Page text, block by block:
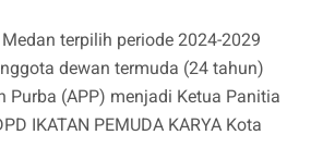
terpilih periode 2024-2029
dewan termuda (24 tahun)
Purba (APP) menjadi Ketua Panitia
IKATAN PEMUDA KARYA Kota